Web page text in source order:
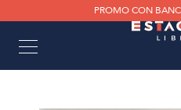
PROMO CON